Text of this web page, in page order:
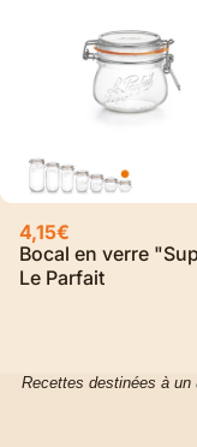
4,15€
Bocal en verre
Le Parfait
Recettes destinées à un